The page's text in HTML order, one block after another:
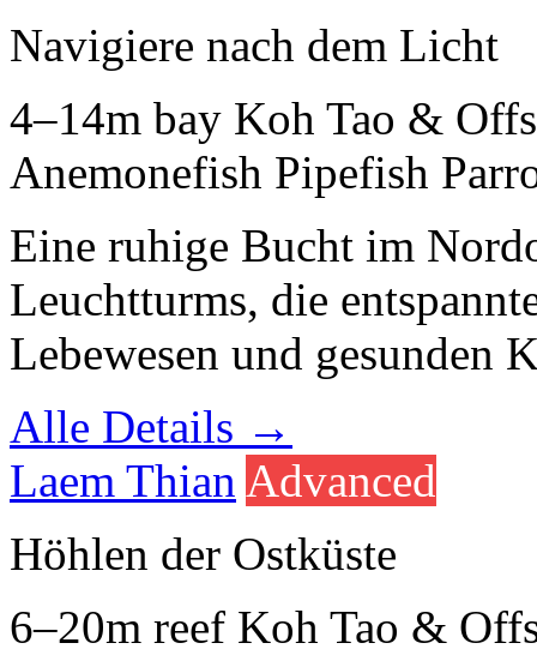
Navigiere nach dem Licht
4–14m bay Koh Tao &
Anemonefish Pipefish
Eine ruhige Bucht im
Leuchtturms, die
Lebewesen und gesunden
Alle Details →
Laem Thian Advanced
Höhlen der Ostküste
6–20m reef Koh Tao &